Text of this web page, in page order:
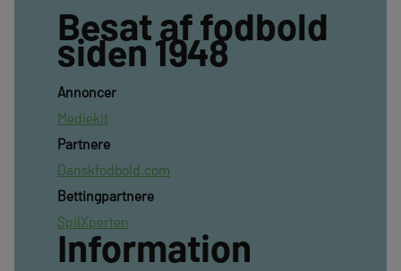
Besat af fodbold
siden 1948
Annoncer
Mediekit
Partnere
Danskfodbold.com
Bettingpartnere
SpilXperten
Information